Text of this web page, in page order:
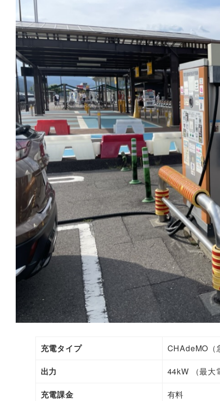
充電タイプ CHAdeMO（
出力 44kW （最大
充電課金 有料